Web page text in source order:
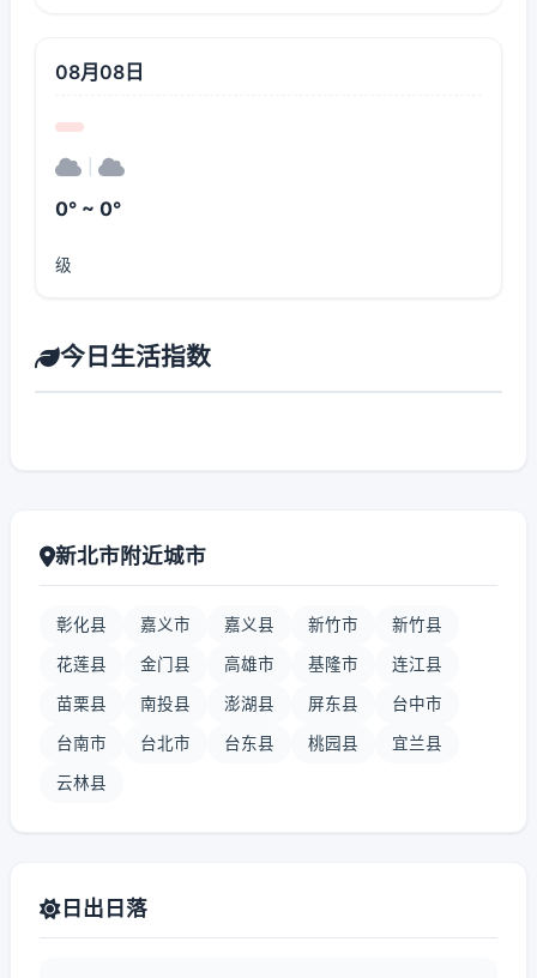
08月08日
0° ~ 0°
级
今日生活指数
新北市附近城市
彰化县 嘉义市 嘉义县 新竹市 新竹县
花莲县 金门县 高雄市 基隆市 连江县
苗栗县 南投县 澎湖县 屏东县 台中市
台南市 台北市 台东县 桃园县 宜兰县
云林县
日出日落